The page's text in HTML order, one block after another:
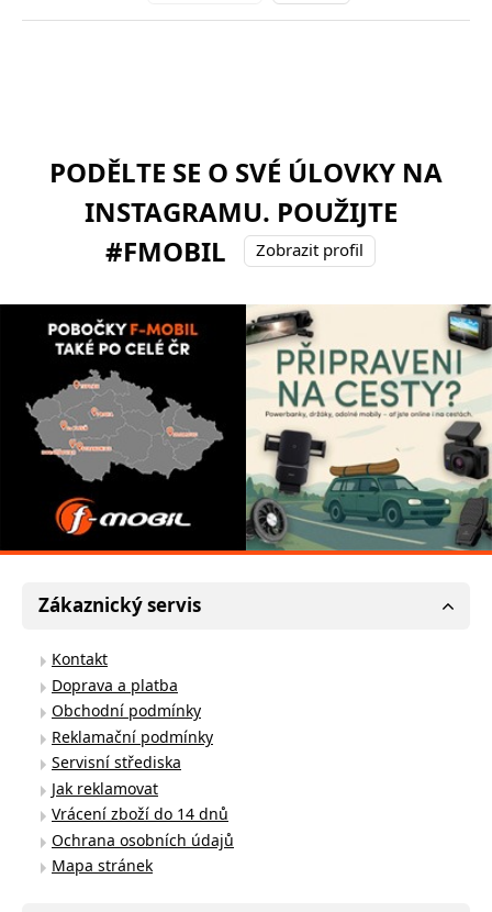
PODĚLTE SE O SVÉ ÚLOVKY NA
INSTAGRAMU. POUŽIJTE
#FMOBIL
Zobrazit profil
Zákaznický servis
Kontakt
Doprava a platba
Obchodní podmínky
Reklamační podmínky
Servisní střediska
Jak reklamovat
Vrácení zboží do 14 dnů
Ochrana osobních údajů
Mapa stránek